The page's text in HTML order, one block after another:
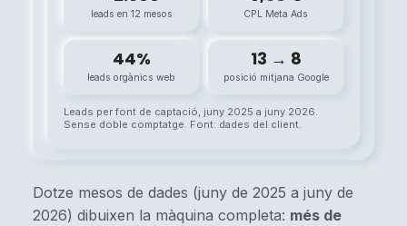
Dotze mesos de dades (juny de 2025 a juny de
2026) dibuixen la màquina completa: més de